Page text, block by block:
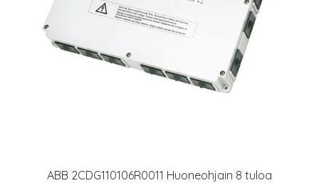
ABB 2CDG110106R0011 Huoneohjain 8 tuloa